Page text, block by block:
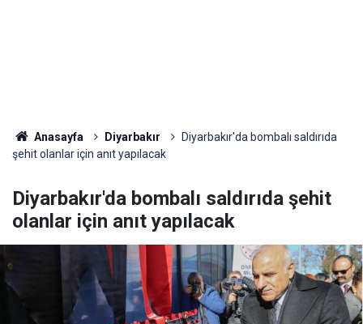
Anasayfa Diyarbakır
Diyarbakır'da bombalı saldırıda
şehit olanlar için anıt yapılacak
Diyarbakır'da bombalı saldırıda şehit
olanlar için anıt yapılacak